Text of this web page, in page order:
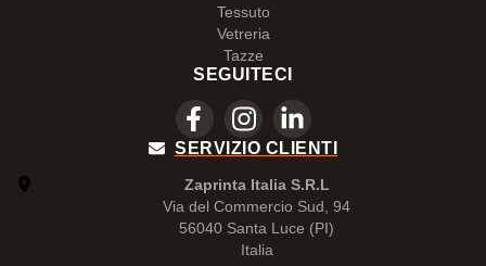
Tessuto
Vetreria
Tazze
SEGUITECI
SERVIZIO CLIENTI
Zaprinta Italia S.R.L
Via del Commercio Sud, 94
56040 Santa Luce (PI)
Italia